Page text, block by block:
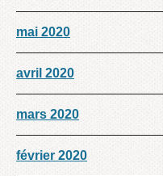
mai 2020
avril 2020
mars 2020
février 2020